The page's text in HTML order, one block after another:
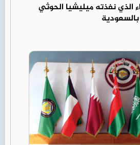
الذي نفذته ميليشيا الحوثي